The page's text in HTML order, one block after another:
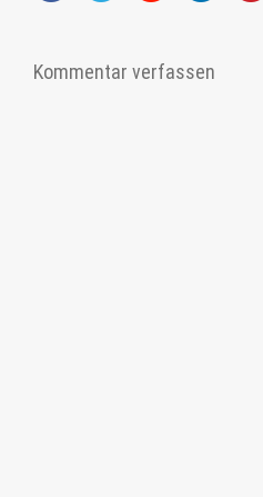
Kommentar verfassen